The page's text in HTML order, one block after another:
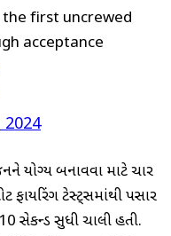
first uncrewed
acceptance
યોગ્ય બનાવવા માટે ચાર
ટેસ્ટ્સમાંથી પસાર
સેકન્ડ સુધી ચાલી હતી.